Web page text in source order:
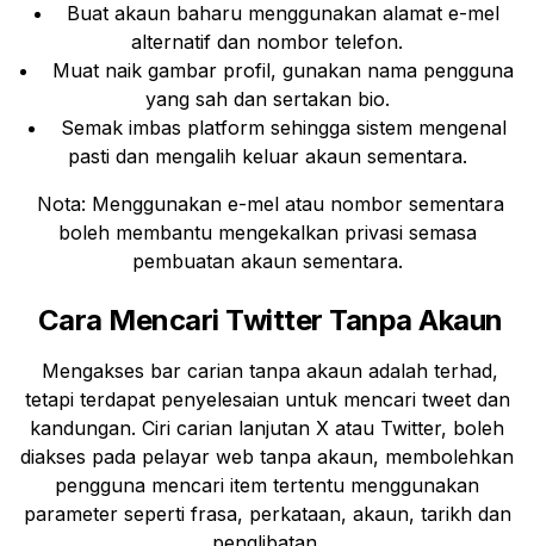
Buat akaun baharu menggunakan alamat e-mel
alternatif dan nombor telefon.
Muat naik gambar profil, gunakan nama pengguna
yang sah dan sertakan bio.
Semak imbas platform sehingga sistem mengenal
pasti dan mengalih keluar akaun sementara.
Nota: Menggunakan e-mel atau nombor sementara
boleh membantu mengekalkan privasi semasa
pembuatan akaun sementara.
Cara Mencari Twitter Tanpa Akaun
Mengakses bar carian tanpa akaun adalah terhad,
tetapi terdapat penyelesaian untuk mencari tweet dan
kandungan. Ciri carian lanjutan X atau Twitter, boleh
diakses pada pelayar web tanpa akaun, membolehkan
pengguna mencari item tertentu menggunakan
parameter seperti frasa, perkataan, akaun, tarikh dan